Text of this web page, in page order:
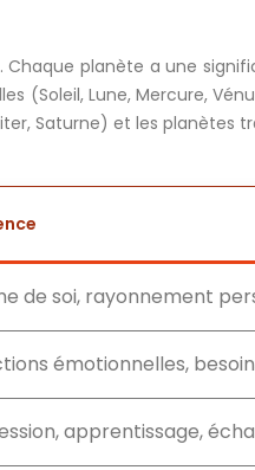
planète a une
(Soleil, Lune, Mercure,
Saturne) et les planètes
de soi, rayonnement
émotionnelles,
apprentissage,